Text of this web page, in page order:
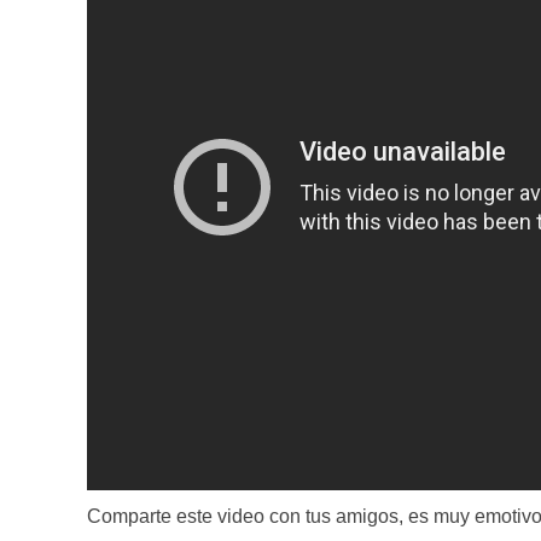
Comparte este video con tus amigos, es muy